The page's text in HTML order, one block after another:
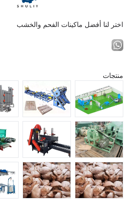
اختر لنا أفضل ماكينات الفحم والخشب
منتجات